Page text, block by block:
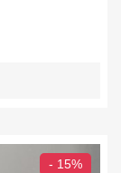
- 15%